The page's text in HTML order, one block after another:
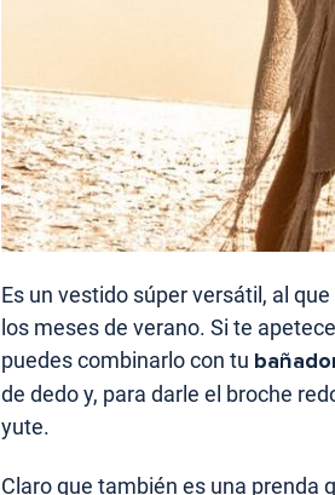
Es un vestido súper versátil, al
los meses de verano. Si te
puedes combinarlo con tu
de dedo y, para darle el broche
yute.
Claro que también es una prenda